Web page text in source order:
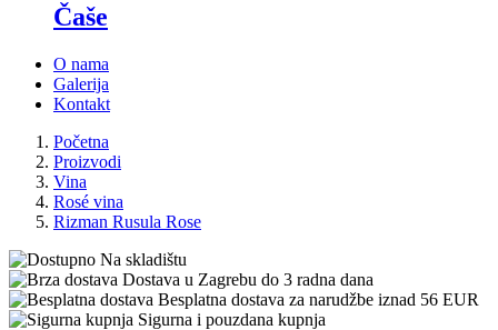
Čaše
O nama
Galerija
Kontakt
Početna
Proizvodi
Vina
Rosé vina
Rizman Rusula Rose
Na skladištu
Dostava u Zagrebu do 3 radna dana
Besplatna dostava za narudžbe iznad 56 EUR
Sigurna i pouzdana kupnja